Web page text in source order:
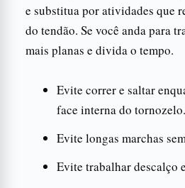
e substitua por atividades que
do tendão. Se você anda para
mais planas e divida o tempo.
Evite correr e saltar
face interna do tornozelo.
Evite longas marchas
Evite trabalhar descalço